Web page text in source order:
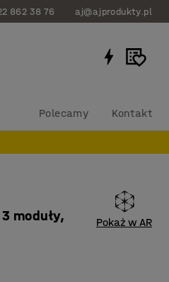
862 38 76 aj@ajprodukty.pl
Polecamy Kontakt
moduły,
Pokaż w AR